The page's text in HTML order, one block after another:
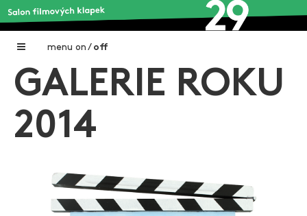
menu on / off
Home
Galerie filmových klapek
GALERIE ROKU
2014